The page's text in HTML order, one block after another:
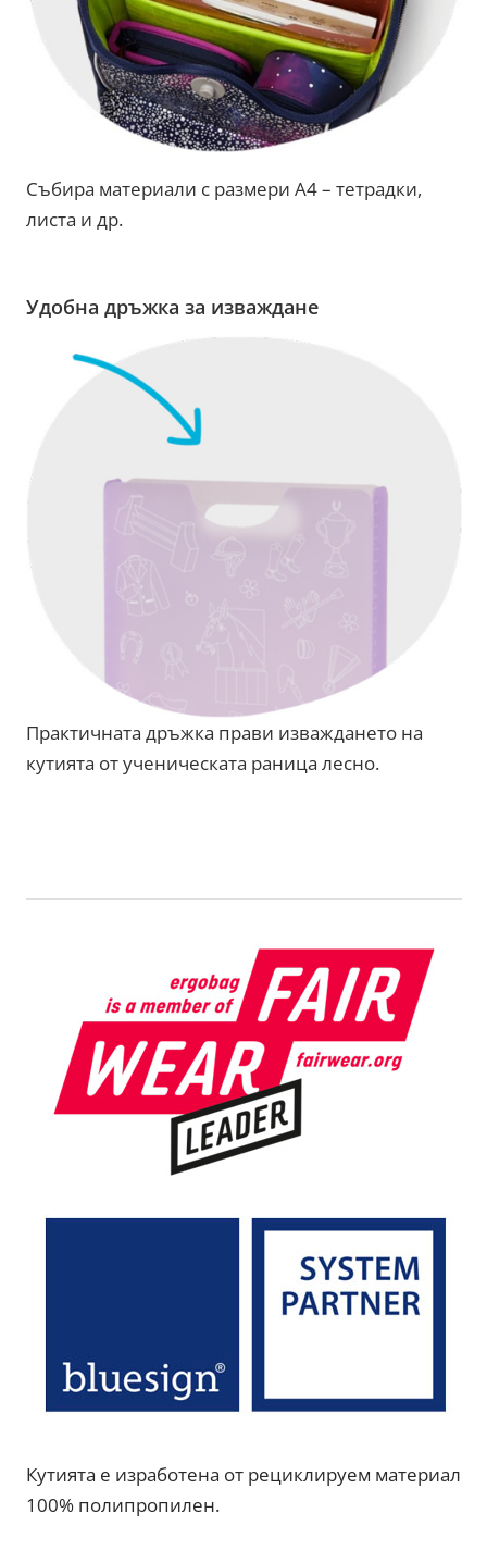
Събира материали с размери А4 – тетрадки,
листа и др.
Удобна дръжка за изваждане
Практичната дръжка прави изваждането на
кутията от ученическата раница лесно.
Кутията е изработена от рециклируем материал
100% полипропилен.